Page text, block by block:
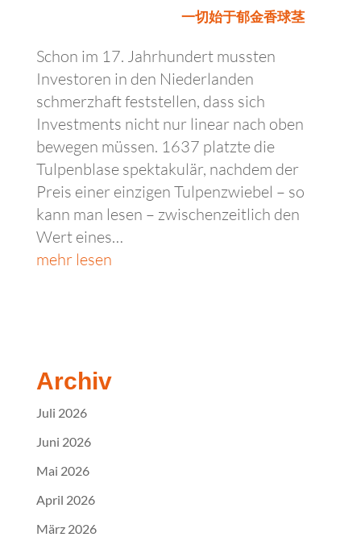
一切始于郁金香球茎
Schon im 17. Jahrhundert mussten
Investoren in den Niederlanden
schmerzhaft feststellen, dass sich
Investments nicht nur linear nach oben
bewegen müssen. 1637 platzte die
Tulpenblase spektakulär, nachdem der
Preis einer einzigen Tulpenzwiebel – so
kann man lesen – zwischenzeitlich den
Wert eines…
mehr lesen
Archiv
Juli 2026
Juni 2026
Mai 2026
April 2026
März 2026